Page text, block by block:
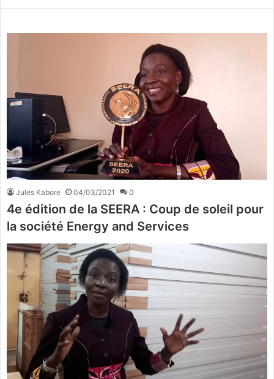
Jules Kabore 04/03/2021 0
4e édition de la SEERA : Coup de soleil pour
la société Energy and Services